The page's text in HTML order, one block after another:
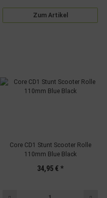
Zum Artikel
Core CD1 Stunt Scooter Rolle
110mm Blue Black
34,95 € *